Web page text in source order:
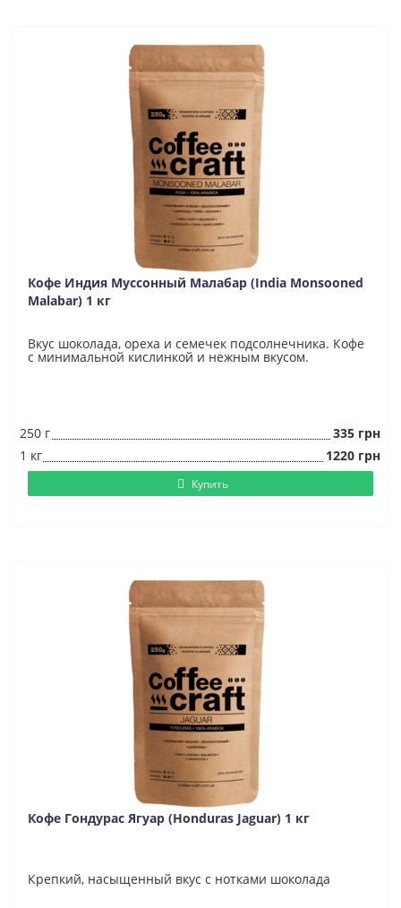
Кофе Индия Муссонный Малабар (India Monsooned
Malabar) 1 кг
Вкус шоколада, ореха и семечек подсолнечника. Кофе
с минимальной кислинкой и нежным вкусом.
250 г
335 грн
1 кг
1220 грн
Купить
Кофе Гондурас Ягуар (Honduras Jaguar) 1 кг
Крепкий, насыщенный вкус с нотками шоколада